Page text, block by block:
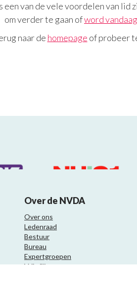
een van de vele voordelen van lid
om verder te gaan ofword
naar de homepage of probeer
Over de NVDA
Over ons
Ledenraad
Bestuur
Bureau
Expertgroepen
Vrijwilligers